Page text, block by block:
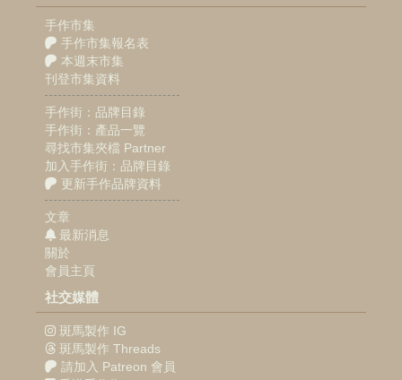
手作市集
手作市集報名表
本週末市集
刊登市集資料
手作街：品牌目錄
手作街：產品一覽
尋找市集夾檔 Partner
加入手作街：品牌目錄
更新手作品牌資料
文章
最新消息
關於
會員主頁
社交媒體
斑馬製作 IG
斑馬製作 Threads
請加入 Patreon 會員